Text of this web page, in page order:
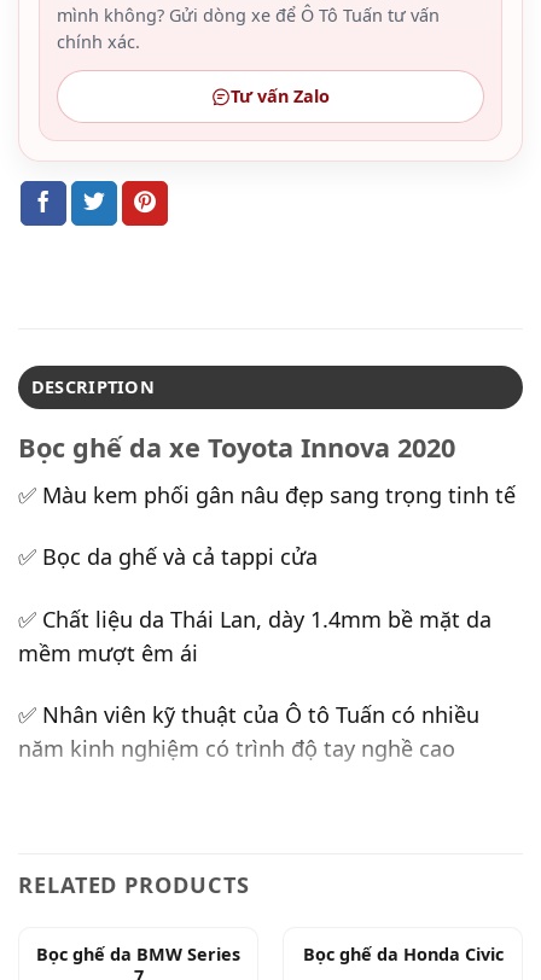
mình không? Gửi dòng xe để Ô Tô Tuấn tư vấn
chính xác.
Tư vấn Zalo
DESCRIPTION
Bọc ghế da xe Toyota Innova 2020
✅ Màu kem phối gân nâu đẹp sang trọng tinh tế
✅ Bọc da ghế và cả tappi cửa
✅ Chất liệu da Thái Lan, dày 1.4mm bề mặt da
mềm mượt êm ái
✅ Nhân viên kỹ thuật của Ô tô Tuấn có nhiều
năm kinh nghiệm có trình độ tay nghề cao
RELATED PRODUCTS
Bọc ghế da BMW Series
Bọc ghế da Honda Civic